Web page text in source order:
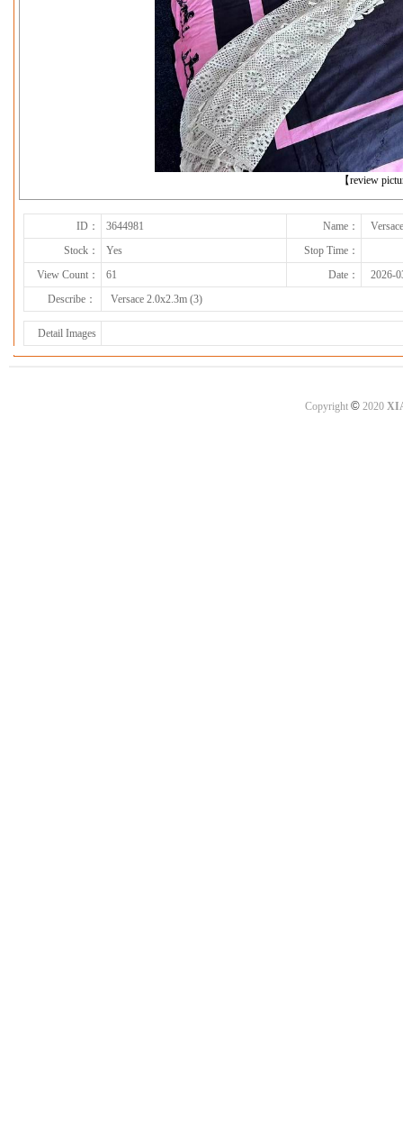
【review
下一张
ID： 3644981 Name：
Stock：
Yes
Stop Time：
View Count：
61 Date：
2026-
Describe：
Versace 2.0x2.3m (3)
Detail Images
Copyright ©2020